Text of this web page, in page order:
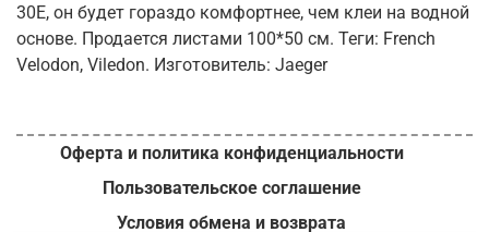
30E, он будет гораздо комфортнее, чем клеи на водной
основе. Продается листами 100*50 см. Теги: French
Velodon, Viledon. Изготовитель: Jaeger
Оферта и политика конфиденциальности
Пользовательское соглашение
Условия обмена и возврата